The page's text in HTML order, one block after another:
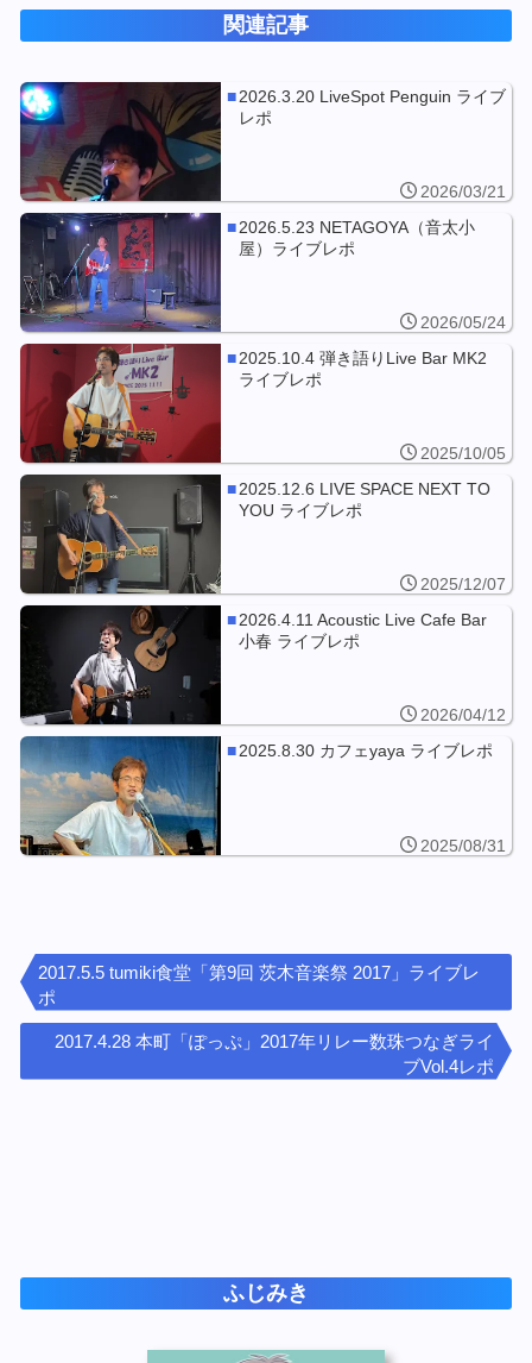
関連記事
2026.3.20 LiveSpot Penguin ライブ
レポ
2026/03/21
2026.5.23 NETAGOYA（音太小
屋）ライブレポ
2026/05/24
2025.10.4 弾き語りLive Bar MK2
ライブレポ
2025/10/05
2025.12.6 LIVE SPACE NEXT TO
YOU ライブレポ
2025/12/07
2026.4.11 Acoustic Live Cafe Bar
小春 ライブレポ
2026/04/12
2025.8.30 カフェyaya ライブレポ
2025/08/31
2017.5.5 tumiki食堂「第9回 茨木音楽祭 2017」ライブレ
ポ
2017.4.28 本町「ぽっぷ」2017年リレー数珠つなぎライ
ブVol.4レポ
ふじみき